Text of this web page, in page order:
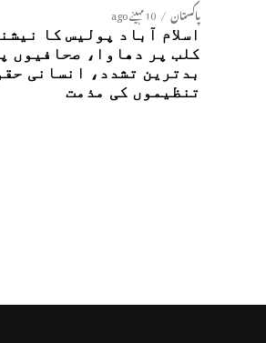
پاکستان 10 مہینے ago
اسلام آباد پولیس کا
کلب پر دھاوا، صحافیوں
بدترین تشدد، انسانی
تنظیموں کی مذمت